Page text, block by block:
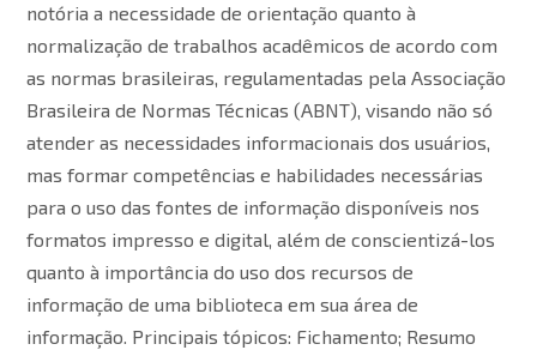
notória a necessidade de orientação quanto à
normalização de trabalhos acadêmicos de acordo com
as normas brasileiras, regulamentadas pela Associação
Brasileira de Normas Técnicas (ABNT), visando não só
atender as necessidades informacionais dos usuários,
mas formar competências e habilidades necessárias
para o uso das fontes de informação disponíveis nos
formatos impresso e digital, além de conscientizá-los
quanto à importância do uso dos recursos de
informação de uma biblioteca em sua área de
informação. Principais tópicos: Fichamento; Resumo